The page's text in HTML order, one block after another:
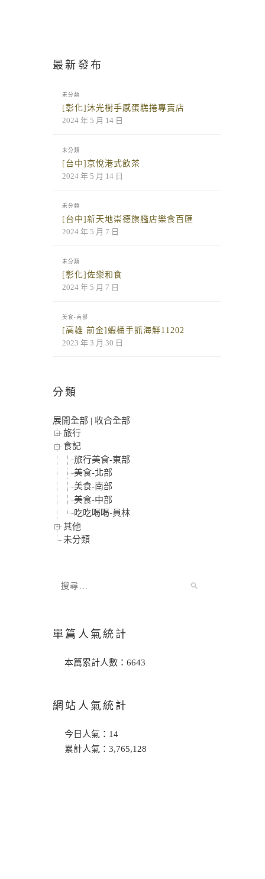
最新發布
未分類
[彰化]沐光樹手感蛋糕捲專賣店
2024 年 5 月 14 日
未分類
[台中]京悅港式飲茶
2024 年 5 月 14 日
未分類
[台中]新天地崇德旗艦店樂食百匯
2024 年 5 月 7 日
未分類
[彰化]佐樂和食
2024 年 5 月 7 日
美食-南部
[高雄 前金]蝦桶手抓海鮮11202
2023 年 3 月 30 日
分類
展開全部 | 收合全部
旅行
食記
旅行美食-東部
美食-北部
美食-南部
美食-中部
吃吃喝喝-員林
其他
未分類
單篇人氣統計
本篇累計人數： 6643
網站人氣統計
今日人氣： 14
累計人氣： 3,765,128